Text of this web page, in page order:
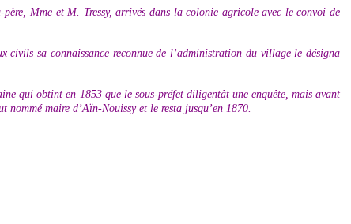
Mme et M. Tressy, arrivés dans la colonie agricole avec le convoi de
civils sa connaissance reconnue de l’administration du village le désigna
qui obtint en 1853 que le sous-préfet diligentât une enquête, mais avant
maire d’Aïn-Nouissy et le resta jusqu’en 1870.